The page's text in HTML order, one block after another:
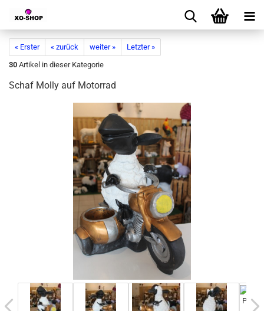
« Erster « zurück weiter »
Letzter »
30 Artikel in dieser Kategorie
Schaf Molly auf Motorrad